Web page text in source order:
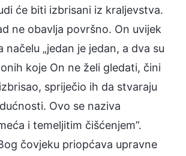
će biti izbrisani iz kraljevstva.
ne obavlja površno. On uvijek
načelu „jedan je jedan, a dva su
koje On ne želi gledati, čini
spriječio ih da stvaraju
Ovo se naziva
i temeljitim čišćenjem”.
čovjeku priopćava upravne